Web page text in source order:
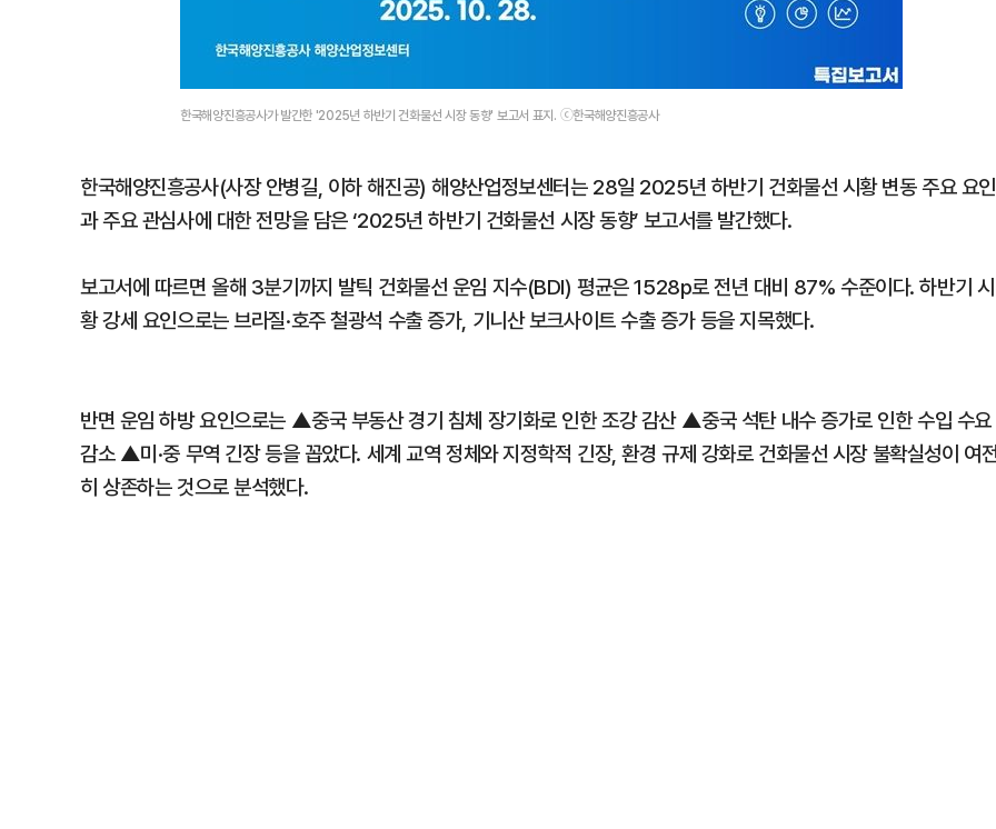
한국해양진흥공사가 발간한 '2025년 하반기 건화물선 시장 동향' 보고서 표지. ⓒ한국해양진흥공사
한국해양진흥공사(사장 안병길, 이하 해진공) 해양산업정보센터는 28일 2025년 하반기 건화물선 시황 변동 주요 요인
과 주요 관심사에 대한 전망을 담은 ‘2025년 하반기 건화물선 시장 동향’ 보고서를 발간했다.
보고서에 따르면 올해 3분기까지 발틱 건화물선 운임 지수(BDI) 평균은 1528p로 전년 대비 87% 수준이다. 하반기 시
황 강세 요인으로는 브라질·호주 철광석 수출 증가, 기니산 보크사이트 수출 증가 등을 지목했다.
반면 운임 하방 요인으로는 ▲중국 부동산 경기 침체 장기화로 인한 조강 감산 ▲중국 석탄 내수 증가로 인한 수입 수요
감소 ▲미·중 무역 긴장 등을 꼽았다. 세계 교역 정체와 지정학적 긴장, 환경 규제 강화로 건화물선 시장 불확실성이 여
히 상존하는 것으로 분석했다.